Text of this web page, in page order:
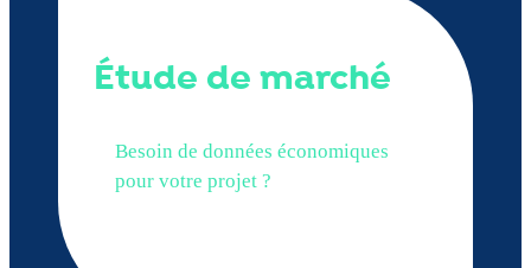
Étude de marché
Besoin de données économiques
pour votre projet ?